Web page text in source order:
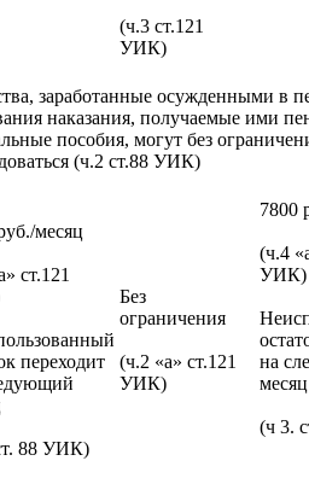
(ч.3 ст.121
УИК)
заработанные осужденными в
наказания, получаемые ими
пособия, могут без
(ч.2 ст.88 УИК)
месяц
ст.121
переходит
88 УИК)
Без
ограничения
(ч.2 «а» ст.121
УИК)
7800
(ч.4
УИК)
на
месяц
(ч 3.